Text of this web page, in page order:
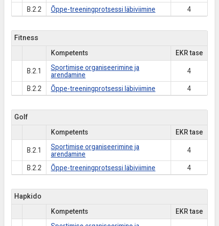
B.2.2 Õppe-treeningprotsessi läbiviimine 4
Fitness
Kompetents EKR tase
B.2.1
Sportimise organiseerimine ja
arendamine
4
B.2.2 Õppe-treeningprotsessi läbiviimine 4
Golf
Kompetents EKR tase
B.2.1
Sportimise organiseerimine ja
arendamine
4
B.2.2 Õppe-treeningprotsessi läbiviimine 4
Hapkido
Kompetents EKR tase